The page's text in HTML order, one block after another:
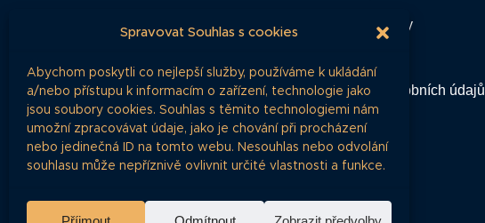
Spravovat Souhlas s cookies
Abychom poskytli co nejlepší služby, používáme k ukládání
a/nebo přístupu k informacím o zařízení, technologie jako
jsou soubory cookies. Souhlas s těmito technologiemi nám
umožní zpracovávat údaje, jako je chování při procházení
nebo jedinečná ID na tomto webu. Nesouhlas nebo odvolání
souhlasu může nepříznivě ovlivnit určité vlastnosti a funkce.
Časté dotazy
Ochrana osobních údajů
RSS Feed
Kontakt